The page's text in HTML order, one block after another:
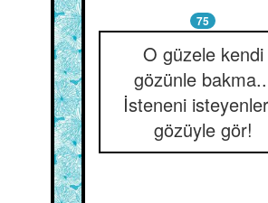
75
O güzele kendi
gözünle
İsteneni
gözüyle gör!